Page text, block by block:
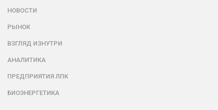
НОВОСТИ
РЫНОК
ВЗГЛЯД ИЗНУТРИ
АНАЛИТИКА
ПРЕДПРИЯТИЯ ЛПК
БИОЭНЕРГЕТИКА